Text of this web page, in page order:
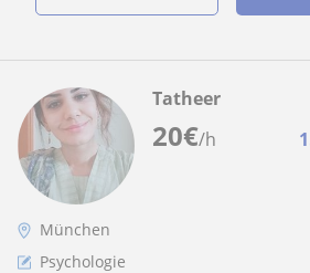
20€/h
Tatheer
München
Psychologie